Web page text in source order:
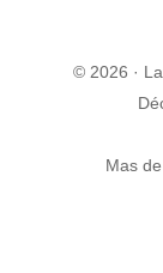
© 2026 ·
Mas